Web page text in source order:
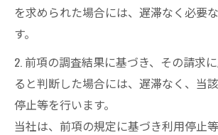
を求められた場合には、遅滞なく必要
す。
2. 前項の調査結果に基づき、その請求
ると判断した場合には、遅滞なく、当
停止等を行います。
当社は、前項の規定に基づき利用停止